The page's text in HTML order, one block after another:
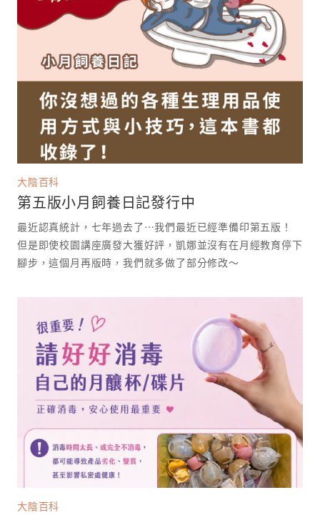
大陰百科
第五版小月飼養日記發行中
最近認真統計，七年過去了⋯我們最近已經準備印第五版！
但是即使校園講座廣發大獲好評，凱娜並沒有在月經教育停下
腳步，這個月再版時，我們就多做了部分修改～
大陰百科